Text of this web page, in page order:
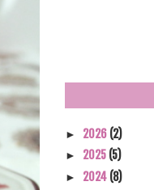
► 2026 (2)
► 2025 (5)
► 2024 (8)